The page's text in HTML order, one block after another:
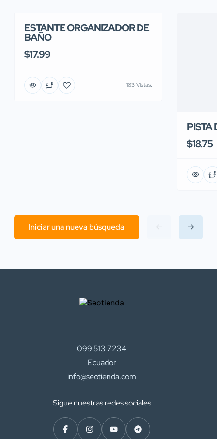
ESTANTE ORGANIZADOR DE
BAÑO
$17.99
183 Vistas:
PISTA
$18.75
Iniciar una nueva búsqueda
099 513 7234
Ecuador
info@seotienda.com
Sigue nuestras redes sociales